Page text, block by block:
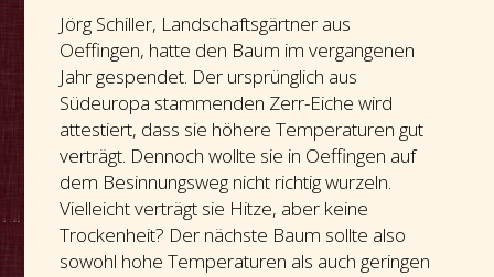
Jörg Schiller, Landschaftsgärtner aus
Oeffingen, hatte den Baum im vergangenen
Jahr gespendet. Der ursprünglich aus
Südeuropa stammenden Zerr-Eiche wird
attestiert, dass sie höhere Temperaturen gut
verträgt. Dennoch wollte sie in Oeffingen auf
dem Besinnungsweg nicht richtig wurzeln.
Vielleicht verträgt sie Hitze, aber keine
Trockenheit? Der nächste Baum sollte also
sowohl hohe Temperaturen als auch geringen